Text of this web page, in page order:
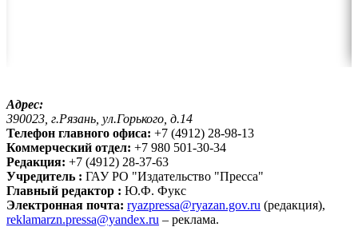
Адрес:
390023, г.Рязань, ул.Горького, д.14
Телефон главного офиса: +7 (4912) 28-98-13
Коммерческий отдел: +7 980 501-30-34
Редакция: +7 (4912) 28-37-63
Учредитель : ГАУ РО "Издательство "Пресса"
Главный редактор : Ю.Ф. Фукс
Электронная почта: ryazpressa@ryazan.gov.ru (редакция),
reklamarzn.pressa@yandex.ru – реклама.